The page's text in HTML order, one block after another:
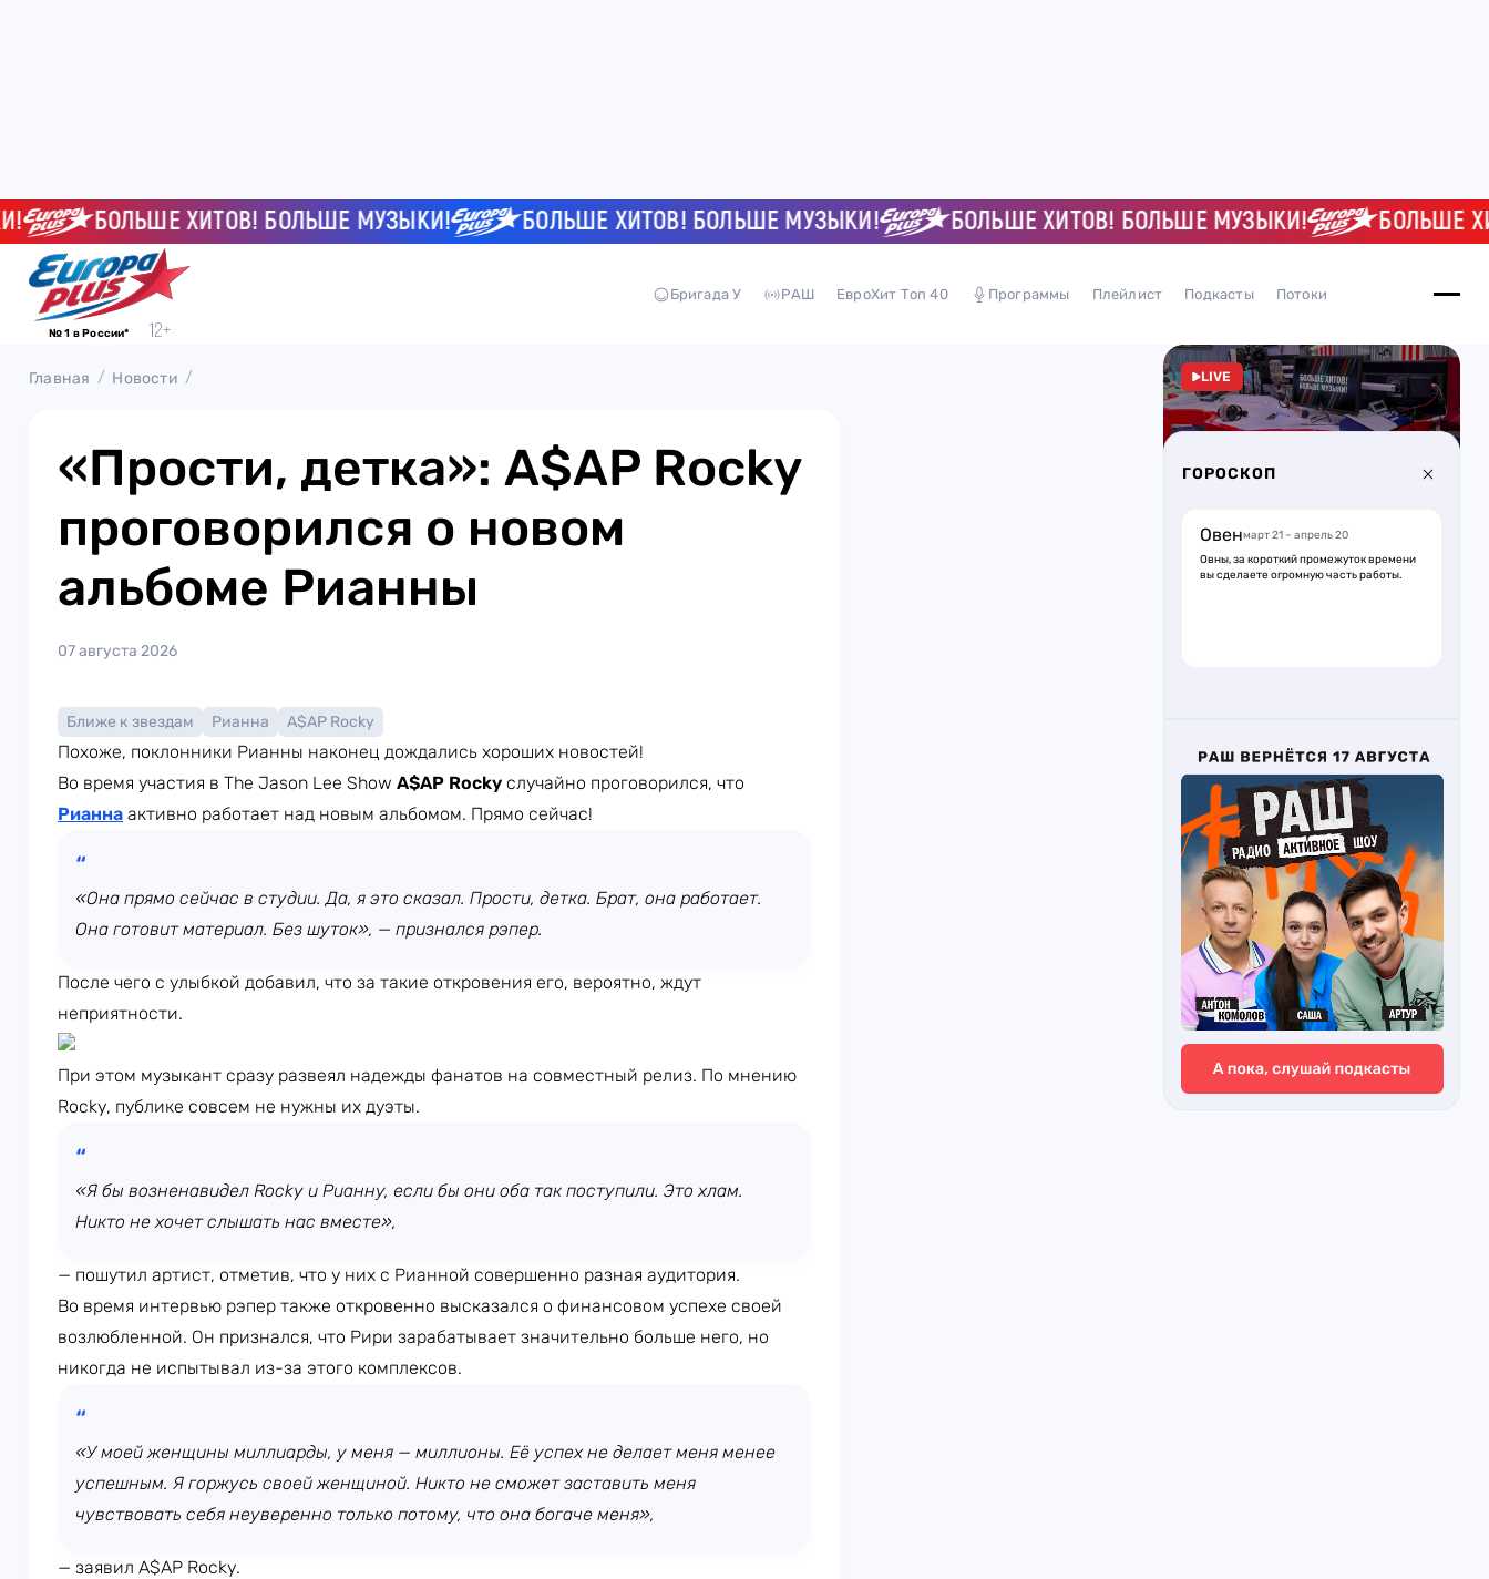
БОЛЬШЕ ХИТОВ! БОЛЬШЕ МУЗЫКИ! БОЛЬШЕ ХИТОВ! БОЛЬШЕ МУЗЫКИ! БОЛЬШЕ ХИТОВ! БОЛЬШЕ МУЗЫКИ! БОЛЬШЕ
№ 1 в России*
Бригада У РАШ ЕвроХит Топ 40 Программы Плейлист Подкасты Потоки
Главная Новости
«Прости, детка»: A$AP Rocky
проговорился о новом
альбоме Рианны
07 августа 2026
Ближе к звездам Рианна A$AP Rocky
Похоже, поклонники Рианны наконец дождались хороших новостей!
Во время участия в The Jason Lee Show A$AP Rocky случайно проговорился, что
Рианна активно работает над новым альбомом. Прямо сейчас!
«Она прямо сейчас в студии. Да, я это сказал. Прости, детка. Брат, она работает.
Она готовит материал. Без шуток», — признался рэпер.
После чего с улыбкой добавил, что за такие откровения его, вероятно, ждут
неприятности.
При этом музыкант сразу развеял надежды фанатов на совместный релиз. По мнению
Rocky, публике совсем не нужны их дуэты.
«Я бы возненавидел Rocky и Рианну, если бы они оба так поступили. Это хлам.
Никто не хочет слышать нас вместе»,
— пошутил артист, отметив, что у них с Рианной совершенно разная аудитория.
Во время интервью рэпер также откровенно высказался о финансовом успехе своей
возлюбленной. Он признался, что Рири зарабатывает значительно больше него, но
никогда не испытывал из-за этого комплексов.
«У моей женщины миллиарды, у меня — миллионы. Её успех не делает меня менее
успешным. Я горжусь своей женщиной. Никто не сможет заставить меня
чувствовать себя неуверенно только потому, что она богаче меня»,
— заявил A$AP Rocky.
LIVE
ГОРОСКОП
Овенмарт 21 – апрель 20
Овны, за короткий промежуток времени
вы сделаете огромную часть работы.